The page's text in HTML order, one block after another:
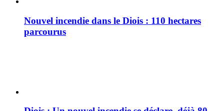
Nouvel incendie dans le Diois : 110 hectares
parcourus